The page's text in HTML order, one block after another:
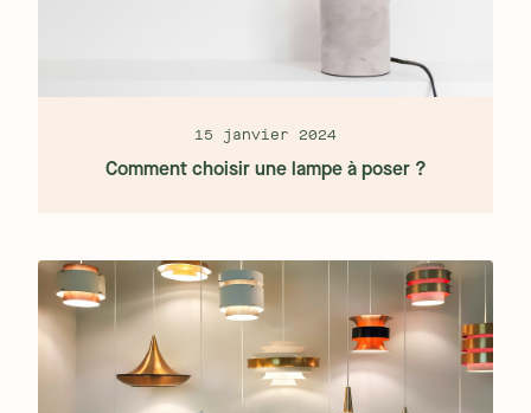
15 janvier 2024
Comment choisir une lampe à poser ?